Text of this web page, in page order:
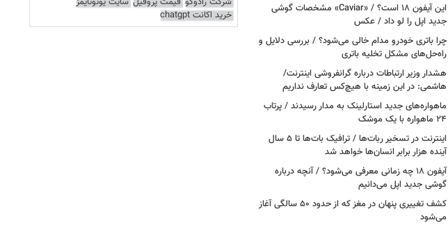
این آیفون ۱۸ است؟ / «Caviar» مشخصات گوشی
جدید اپل را لو داد / عکس
چرا باتری خودرو مدام خالی می‌شود؟ / بررسی دلایل و
راه‌حل‌های مشکل تخلیه باتری
هشدار وزیر ارتباطات درباره گرانفروشی اینترنت/
هاشمی: در این زمینه با هیچ‌کس تعارف نداریم
ماهواره‌های جدید استارلینک به مدار رسیدند / پرتاب
۲۴ ماهواره با یک موشک
اینترنت در تسخیر ربات‌ها / ترافیک بات‌ها تا ۵ سال
آینده هزار برابر انسان‌ها خواهد شد
آیفون ۱۸ چه زمانی معرفی می‌شود؟ / آنچه درباره
گوشی جدید اپل می‌دانیم
کشف تغییری پنهان در مغز که از حدود ۵۰ سالگی آغاز
می‌شود
خرید اکانت chatgpt